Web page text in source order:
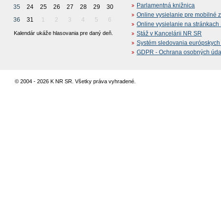
35
24 25 26 27 28 29
30
36
31 1 2 3 4 5 6
Kalendár ukáže hlasovania pre daný deň.
Parlamentná knižnica
Online vysielanie pre mobilné
Online vysielanie na stránkach
Stáž v Kancelárii NR SR
Systém sledovania
GDPR - Ochrana osobných
© 2004 - 2026 K NR SR. Všetky práva vyhradené.